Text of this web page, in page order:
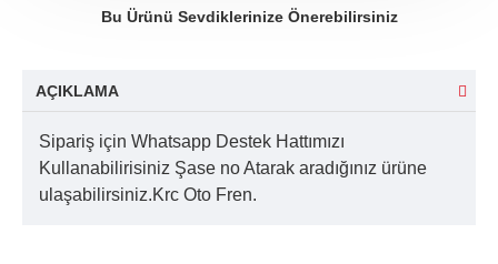
Bu Ürünü Sevdiklerinize Önerebilirsiniz
AÇIKLAMA
Sipariş için Whatsapp Destek Hattımızı
Kullanabilirisiniz Şase no Atarak aradığınız ürüne
ulaşabilirsiniz.Krc Oto Fren.